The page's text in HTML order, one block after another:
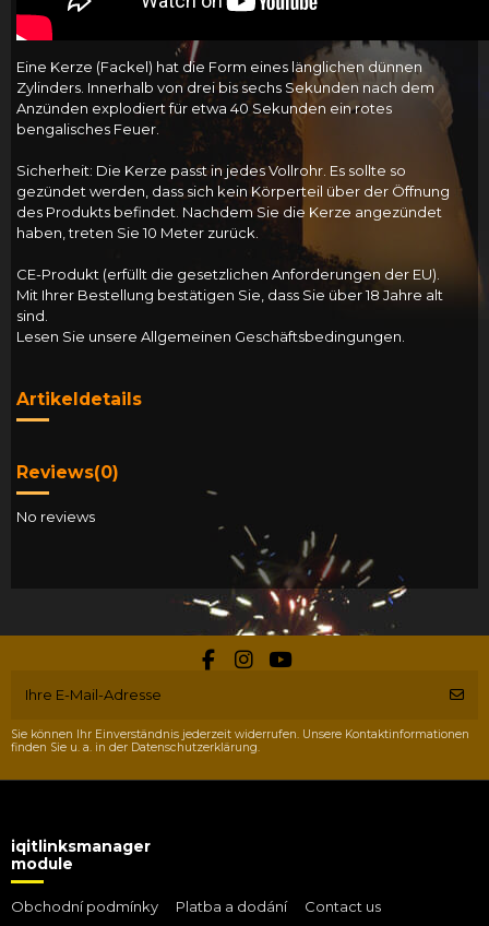
Eine Kerze (Fackel) hat die Form eines länglichen dünnen
Zylinders. Innerhalb von drei bis sechs Sekunden nach dem
Anzünden explodiert für etwa 40 Sekunden ein rotes
bengalisches Feuer.
Sicherheit: Die Kerze passt in jedes Vollrohr. Es sollte so
gezündet werden, dass sich kein Körperteil über der Öffnung
des Produkts befindet. Nachdem Sie die Kerze angezündet
haben, treten Sie 10 Meter zurück.
CE-Produkt (erfüllt die gesetzlichen Anforderungen der EU).
Mit Ihrer Bestellung bestätigen Sie, dass Sie über 18 Jahre alt
sind.
Lesen Sie unsere Allgemeinen Geschäftsbedingungen.
Artikeldetails
Reviews(0)
No reviews
Sie können Ihr Einverständnis jederzeit widerrufen. Unsere Kontaktinformationen
finden Sie u. a. in der Datenschutzerklärung.
iqitlinksmanager
module
Obchodní podmínky Platba a dodání
Contact us